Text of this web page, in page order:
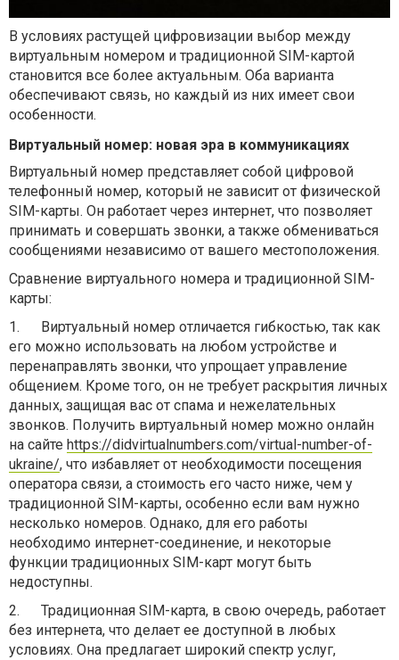
В условиях растущей цифровизации выбор между
виртуальным номером и традиционной SIM-картой
становится все более актуальным. Оба варианта
обеспечивают связь, но каждый из них имеет свои
особенности.
Виртуальный номер: новая эра в коммуникациях
Виртуальный номер представляет собой цифровой
телефонный номер, который не зависит от физической
SIM-карты. Он работает через интернет, что позволяет
принимать и совершать звонки, а также обмениваться
сообщениями независимо от вашего местоположения.
Сравнение виртуального номера и традиционной SIM-
карты:
1.
Виртуальный номер отличается гибкостью, так как
его можно использовать на любом устройстве и
перенаправлять звонки, что упрощает управление
общением. Кроме того, он не требует раскрытия личных
данных, защищая вас от спама и нежелательных
звонков. Получить виртуальный номер можно онлайн
на сайте https://didvirtualnumbers.com/virtual-number-of-
ukraine/, что избавляет от необходимости посещения
оператора связи, а стоимость его часто ниже, чем у
традиционной SIM-карты, особенно если вам нужно
несколько номеров. Однако, для его работы
необходимо интернет-соединение, и некоторые
функции традиционных SIM-карт могут быть
недоступны.
2.
Традиционная SIM-карта, в свою очередь, работает
без интернета, что делает ее доступной в любых
условиях. Она предлагает широкий спектр услуг,